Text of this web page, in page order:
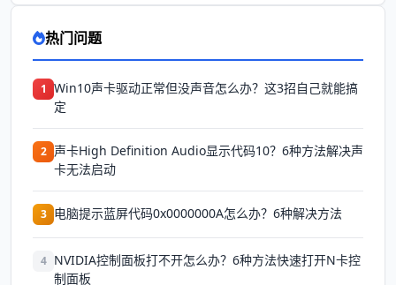
热门问题
1 Win10声卡驱动正常但没声音怎么办？这3招自己就能搞
定
2 声卡High Definition Audio显示代码10？6种方法解决声
卡无法启动
3 电脑提示蓝屏代码0x0000000A怎么办？6种解决方法
4 NVIDIA控制面板打不开怎么办？6种方法快速打开N卡控
制面板